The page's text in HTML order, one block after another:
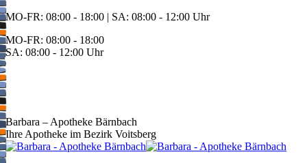
Zum
Inhalt
springen
MO-FR: 08:00 - 18:00 | SA: 08:00 - 12:00 Uhr
MO-FR: 08:00 - 18:00
SA: 08:00 - 12:00 Uhr
BEREITSCHAFT
+43 3142 62553
Barbara – Apotheke Bärnbach
Ihre Apotheke im Bezirk Voitsberg